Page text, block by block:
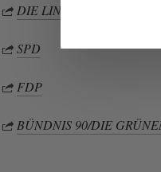
DIE LINKE
SPD
FDP
BÜNDNIS 90/DIE